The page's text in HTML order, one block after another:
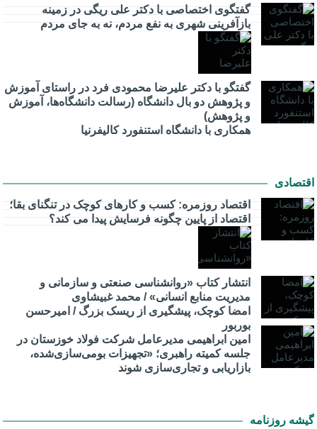
گفتگوی اختصاصی با دکتر علی ریگی در زمینه
بازآفرینی شهری به نفع مردم، نه به جای مردم
گفتگو با دکتر علیرضا محمودی فرد در راستای آموزش
و پژوهش دو بال دانشگاه (رسالت دانشگاه‌ها، آموزش
و پژوهش)
همکاری با دانشگاه استنفورد کالیفرنیا
اقتصادی
اقتصاد روزمره: کسب‌ و کارهای کوچک در تنگنای بقا؛
اقتصاد از پایین چگونه فرسایش پیدا می کند؟
انتشار کتاب «روانشناسی صنعتی و سازمانی و
مدیریت منابع انسانی» / محمد غبیشاوی
امضا کوچک، پیشگیری از ریسک بزرگ / امیرحسن
بوربور
امین ابراهیمی مدیرعامل شرکت فولاد خوزستان در
جلسه کمیته راهبری؛ «تجهیزات بومی‌سازی‌شده،
بازاریابی و تجاری‌سازی شوند
گیشه روزنامه